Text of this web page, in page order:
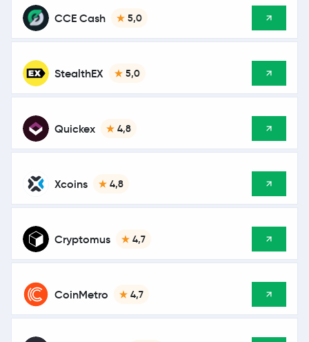
CCE Cash 5,0
StealthEX 5,0
Quickex 4,8
Xcoins 4,8
Cryptomus 4,7
CoinMetro 4,7